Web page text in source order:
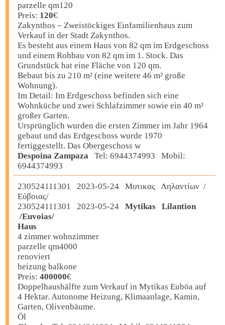
parzelle qm120
Preis: 120€
Zakynthos – Zweistöckiges Einfamilienhaus zum
Verkauf in der Stadt Zakynthos.
Es besteht aus einem Haus von 82 qm im Erdgeschoss
und einem Rohbau von 82 qm im 1. Stock. Das
Grundstück hat eine Fläche von 120 qm.
Bebaut bis zu 210 m² (eine weitere 46 m² große
Wohnung).
Im Detail: Im Erdgeschoss befinden sich eine
Wohnküche und zwei Schlafzimmer sowie ein 40 m²
großer Garten.
Ursprünglich wurden die ersten Zimmer im Jahr 1964
gebaut und das Erdgeschoss wurde 1970
fertiggestellt. Das Obergeschoss w
Despoina ZampazaTel: 6944374993 Mobil:
6944374993
230524111301 2023-05-24 Μυτικας Ληλαντίων /
Εύβοιας/
230524111301 2023-05-24
Mytikas Lilantion
/Euvoias/
Haus
4 zimmer wohnzimmer
parzelle qm4000
renoviert
heizung balkone
Preis: 400000€
Doppelhaushälfte zum Verkauf in Mytikas Euböa auf
4 Hektar. Autonome Heizung, Klimaanlage, Kamin,
Garten, Olivenbäume.
Öl